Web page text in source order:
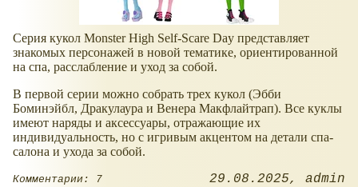
Серия кукол Monster High Self-Scare Day представляет
знакомых персонажей в новой тематике, ориентированной
на спа, расслабление и уход за собой.
В первой серии можно собрать трех кукол (Эбби
Боминэйбл, Дракулаура и Венера Макфлайтрап). Все куклы
имеют наряды и аксессуары, отражающие их
индивидуальность, но с игривым акцентом на детали спа-
салона и ухода за собой.
Комментарии: 7 29.08.2025 admin